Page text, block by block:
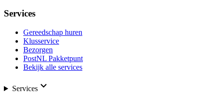
Services
Gereedschap huren
Klusservice
Bezorgen
PostNL Pakketpunt
Bekijk alle services
Services